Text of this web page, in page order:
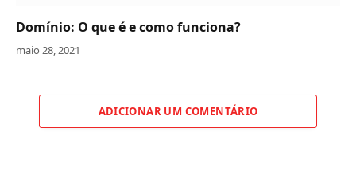
Domínio: O que é e como funciona?
maio 28, 2021
ADICIONAR UM COMENTÁRIO